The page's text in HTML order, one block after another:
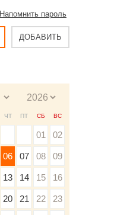
Напомнить пароль
ДОБАВИТЬ
ЧТ ПТ СБ ВС
01 02
06 07 08 09
13 14 15 16
20 21 22 23